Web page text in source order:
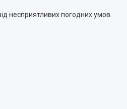
несприятливих погодних умов.